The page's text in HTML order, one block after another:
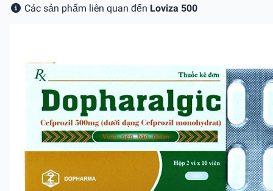
Các sản phẩm liên quan đến Loviza 500